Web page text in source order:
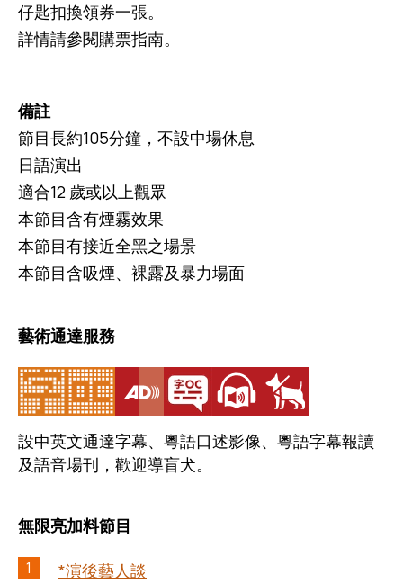
仔匙扣換領券一張。
詳情請參閱購票指南。
備註
節目長約105分鐘，不設中場休息
日語演出
適合12 歲或以上觀眾
本節目含有煙霧效果
本節目有接近全黑之場景
本節目含吸煙、裸露及暴力場面
藝術通達服務
設中英文通達字幕、粵語口述影像、粵語字幕報讀
及語音場刊，歡迎導盲犬。
無限亮加料節目
1 *演後藝人談